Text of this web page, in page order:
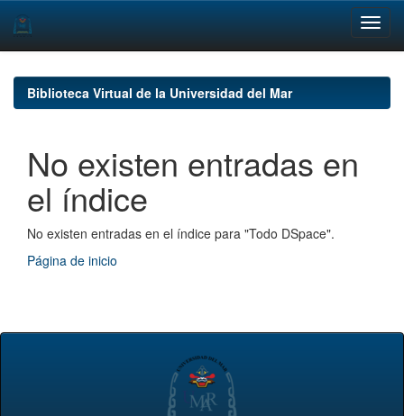
navigationBiblioteca Virtual de la Universidad del Mar
No existen entradas en
el índice
No existen entradas en el índice para "Todo DSpace".
Página de inicio